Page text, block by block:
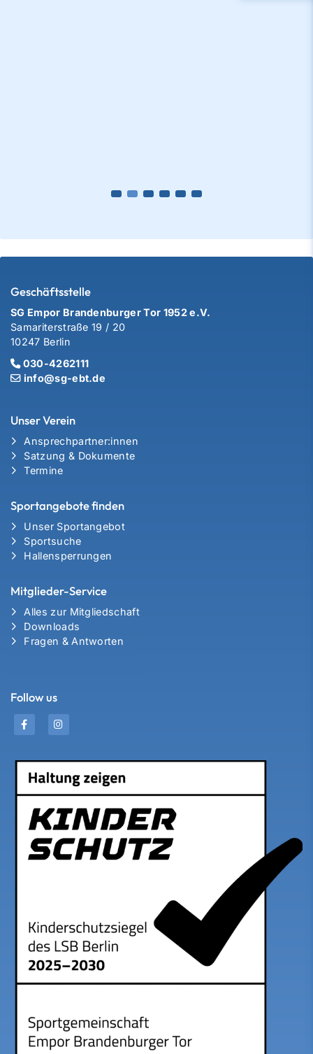
Geschäftsstelle
SG Empor Brandenburger Tor 1952 e.V.
Samariterstraße 19 / 20
10247 Berlin
030-4262111
info@sg-ebt.de
Unser Verein
Ansprechpartner:innen
Satzung & Dokumente
Termine
Sportangebote finden
Unser Sportangebot
Sportsuche
Hallensperrungen
Mitglieder-Service
Alles zur Mitgliedschaft
Downloads
Fragen & Antworten
Follow us